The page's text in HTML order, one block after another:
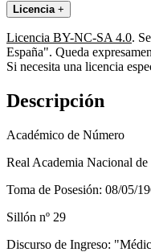
Licencia +
Licencia BY-NC-SA 4.0.
España". Queda
Si necesita una licencia
Descripción
Académico de Número
Real Academia Nacional
Toma de Posesión: 08/05/
Sillón nº 29
Discurso de Ingreso: